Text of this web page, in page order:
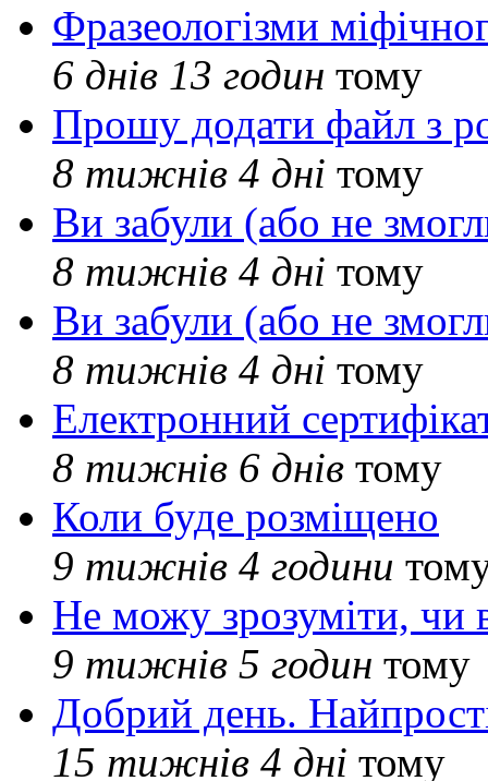
Фразеологізми
6 днів 13 годин тому
Прошу додати файл з
8 тижнів 4 дні тому
Ви забули (або не
8 тижнів 4 дні тому
Ви забули (або не
8 тижнів 4 дні тому
Електронний
8 тижнів 6 днів тому
Коли буде розміщено
9 тижнів 4 години
Не можу зрозуміти, чи
9 тижнів 5 годин тому
Добрий день.
15 тижнів 4 дні тому